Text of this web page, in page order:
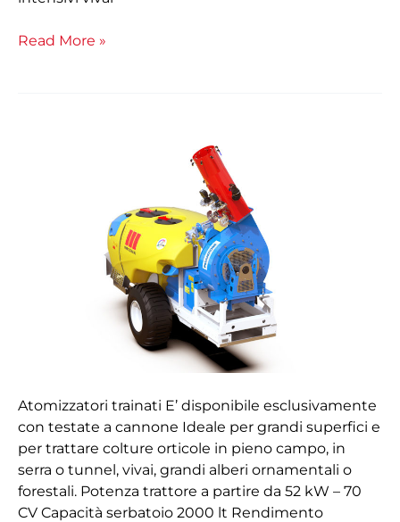
Read More »
Atomizzatori trainati E’ disponibile esclusivamente
con testate a cannone Ideale per grandi superfici e
per trattare colture orticole in pieno campo, in
serra o tunnel, vivai, grandi alberi ornamentali o
forestali. Potenza trattore a partire da 52 kW – 70
CV Capacità serbatoio 2000 lt Rendimento